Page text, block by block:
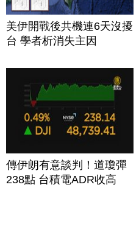
美伊開戰後共機連6天沒擾
台 學者析消失主因
傳伊朗有意談判！道瓊彈
238點 台積電ADR收高